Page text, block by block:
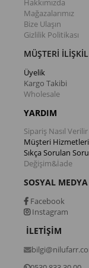
Hakkımızda
Mağazalarımız
Bize Ulaşın
Gizlilik Politikası
MÜŞTERİ
Üyelik
Kargo Takibi
Wholesale
YARDIM
Sipariş Nasıl Verilir
Müşteri Hizmetleri
Sıkça Sorulan
Değişim&İade
SOSYAL MEDYA
Facebook
Instagram
İLETİŞİM